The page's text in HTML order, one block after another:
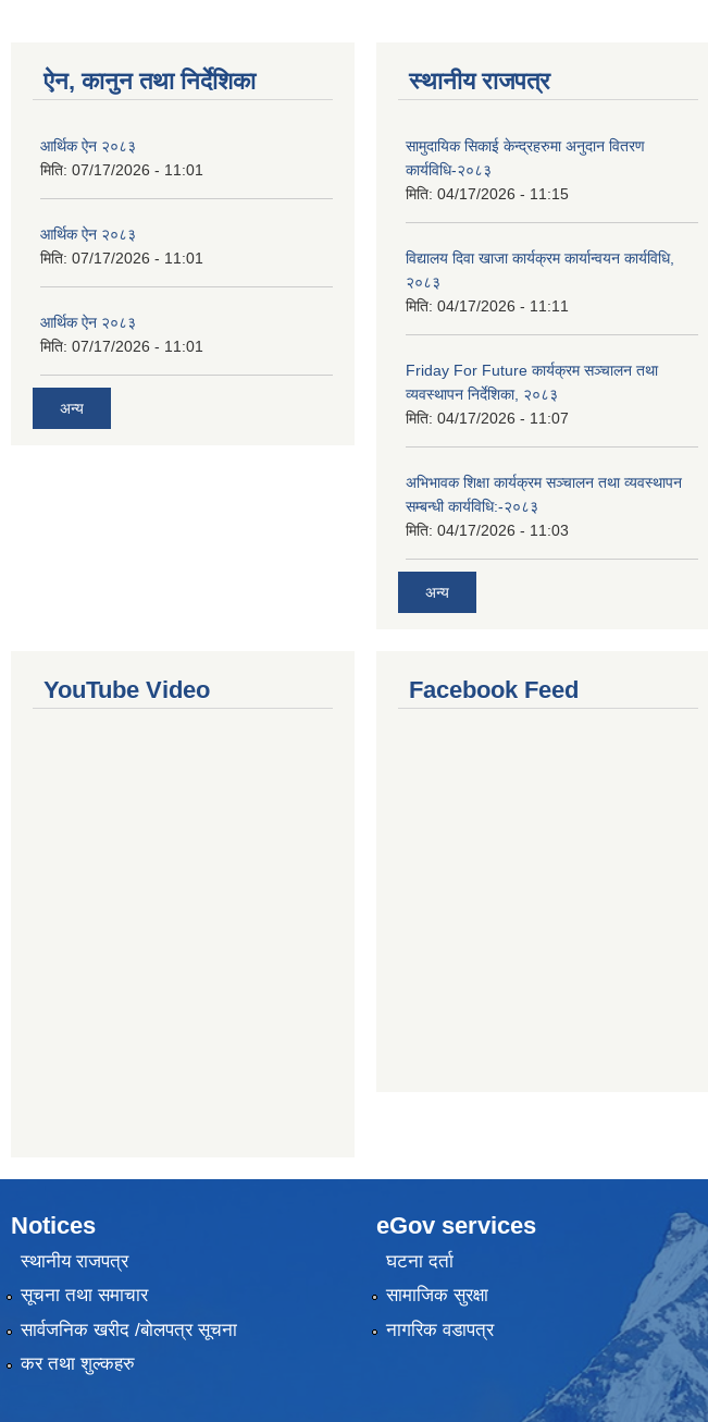
ऐन, कानुन तथा निर्देशिका
आर्थिक ऐन २०८३
मिति: 07/17/2026 - 11:01
आर्थिक ऐन २०८३
मिति: 07/17/2026 - 11:01
आर्थिक ऐन २०८३
मिति: 07/17/2026 - 11:01
अन्य
स्थानीय राजपत्र
सामुदायिक सिकाई केन्द्रहरुमा अनुदान वितरण
कार्यविधि-२०८३
मिति: 04/17/2026 - 11:15
विद्यालय दिवा खाजा कार्यक्रम कार्यान्वयन कार्यविधि,
२०८३
मिति: 04/17/2026 - 11:11
Friday For Future कार्यक्रम सञ्चालन तथा
व्यवस्थापन निर्देशिका, २०८३
मिति: 04/17/2026 - 11:07
अभिभावक शिक्षा कार्यक्रम सञ्चालन तथा व्यवस्थापन
सम्बन्धी कार्यविधि:-२०८३
मिति: 04/17/2026 - 11:03
अन्य
YouTube Video Facebook Feed
Notices
स्थानीय राजपत्र
सूचना तथा समाचार
सार्वजनिक खरीद /बोलपत्र सूचना
कर तथा शुल्कहरु
eGov services
घटना दर्ता
सामाजिक सुरक्षा
नागरिक वडापत्र